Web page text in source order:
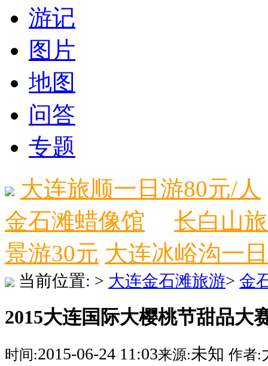
游记
图片
地图
问答
专题
大连旅顺一日游80元/人
金石滩蜡像馆
长白山
景游30元 大连冰峪沟一
当前位置: > 大连金石滩旅游> 金
2015大连国际大樱桃节甜品大
时间:2015-06-24 11:03来源:未知 作者: